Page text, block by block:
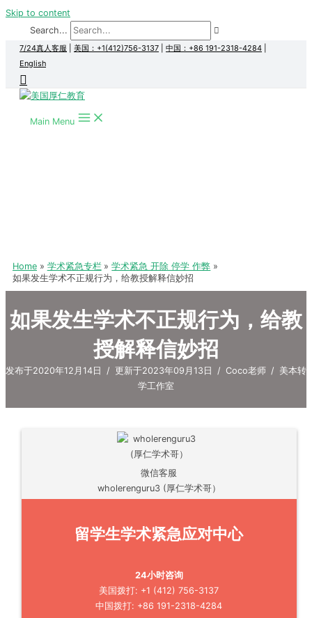
Skip to content
Search...
7/24真人客服 美国：+1(412)756-3137 中国：+86 191-2318-4284
English
Main Menu
Home 学术紧急专栏
学术紧急 开除 停学 作弊
如果发生学术不正规行为，给教授解释信妙招
如果发生学术不正规行为，给教
授解释信妙招
发布于2020年12月14日 / 更新于2023年09月13日 / Coco老师 / 美本转
学工作室
微信客服
wholerenguru3 (厚仁学术哥）
留学生学术紧急应对中心
24小时咨询
美国拨打: +1 (412) 756-3137
中国拨打: +86 191-2318-4284